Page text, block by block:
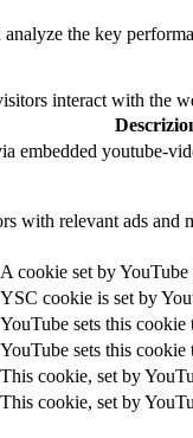
the key
interact with the
embedded youtube-
with relevant ads
A cookie set by
YSC cookie is set by
YouTube sets this
YouTube sets this
This cookie, set by
This cookie, set by